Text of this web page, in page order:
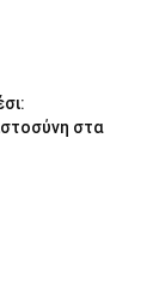
στα